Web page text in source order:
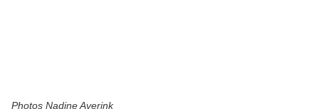
Photos Nadine Averink